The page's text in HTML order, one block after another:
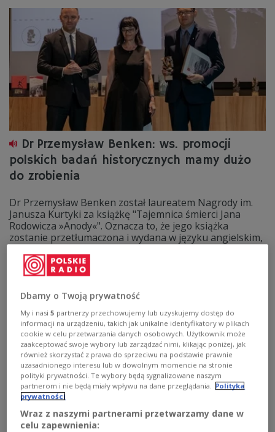
Dr Przemysław Benken: ws. promocji
polskich badań historycznych mamy dużo
do zrobienia
Dr Przemysław Benken został laureatem Nagrody im.
Janusza Kurtyki za książkę "Tajemnica śmierci Jana
Rodowicza »Anody«". Oznacza to, że jego książka
zostanie przetłumaczona i wydana w języku angielskim,
a może także niemieckim. W Polskim Radiu 24 historyk
mówił o potrzebie promocji polskich badań naukowych
na Zachodzie.
Zobacz więcej na temat: Polskie Radio 24
HISTORIA Jan Rodowicz
Dbamy o Twoją prywatność
My i nasi5 partnerzy przechowujemy lub uzyskujemy dostęp do
informacji na urządzeniu, takich jak unikalne identyfikatory w plikach
cookie w celu przetwarzania danych osobowych. Użytkownik może
zaakceptować swoje wybory lub zarządzać nimi, klikając poniżej, jak
również skorzystać z prawa do sprzeciwu na podstawie prawnie
uzasadnionego interesu lub w dowolnym momencie na stronie
polityki prywatności. Te wybory będą sygnalizowane naszym
partnerom i nie będą miały wpływu na dane przeglądania. Polityka
prywatności
Wraz z naszymi partnerami przetwarzamy dane w
celu zapewnienia: